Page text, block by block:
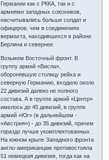
Германии как с РККА, так и с
армиями западных союзников,
насчитывались больше солдат и
офицеров, чем в соединениях
вермахта, находившихся в районе
Берлина и севернее.
Возьмем Восточный фронт. В
группу армий «Висла»,
оборонявшую столицу рейха и
северную Германию, входило около
22 дивизий далеко не полного
состава. А в группе армий «Центр»
имелось до 45 дивизий, в группе
армий «Юг» (в дальнейшем -
«Австрия») - до 35 дивизий, причем
гораздо лучше укомплектованных.
На южном крыле Западного фронта
англо-американцам противостояла
51 немецкая дивизия, тогда как на